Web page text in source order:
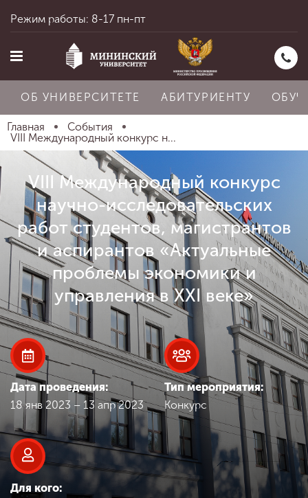
Главная
Об университете
Абитуриенту
Обучение
Наука
Международная
деятельность
Другие виды
деятельности
Режим работы: 8-17 пн-пт
ОБ УНИВЕРСИТЕТЕ АБИТУРИЕНТУ
Главная
События
VIII Международный конкурс н...
VIII Международный конкурс
научно-исследовательских
работ студентов, магистрантов
и аспирантов «Актуальные
проблемы экономики и
управления в XXI веке»
Дата проведения:
18 янв 2023 – 13 апр 2023
Тип мероприятия:
Конкурс
Для кого: